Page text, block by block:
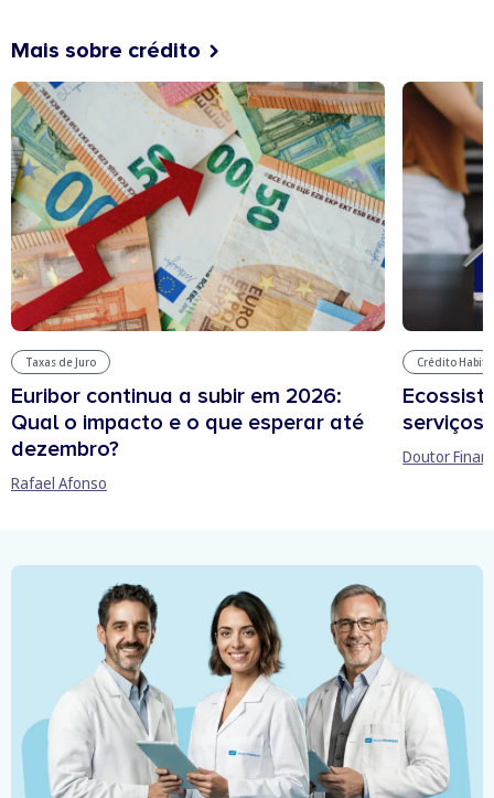
Mais sobre crédito
Taxas de Juro
Euribor continua a subir em 2026:
Qual o impacto e o que esperar até
dezembro?
Rafael Afonso
Crédito
serviços
Doutor